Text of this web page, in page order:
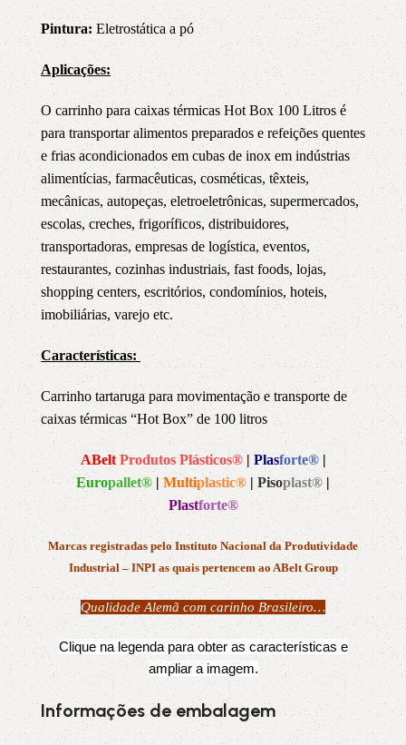
Pintura:Eletrostática a pó
Aplicações:
O carrinho para caixas térmicas Hot Box 100 Litros é
para transportar alimentos preparados e refeições quentes
e frias acondicionados em cubas de inox em indústrias
alimentícias, farmacêuticas, cosméticas, têxteis,
mecânicas, autopeças, eletroeletrônicas, supermercados,
escolas, creches, frigoríficos, distribuidores,
transportadoras, empresas de logística, eventos,
restaurantes, cozinhas industriais, fast foods, lojas,
shopping centers, escritórios, condomínios, hoteis,
imobiliárias, varejo etc.
Características:
Carrinho tartaruga para movimentação e transporte de
caixas térmicas “Hot Box” de 100 litros
ABelt Produtos Plásticos®| Plasforte®|
Europallet® |Multiplastic® |Pisoplast®|
Plastforte®
Marcas registradas pelo Instituto Nacional da Produtividade
Industrial – INPI as quais pertencem ao ABelt Group
Qualidade Alemã com carinho Brasileiro…
Clique na legenda para obter as características e
ampliar a imagem.
Informações de embalagem